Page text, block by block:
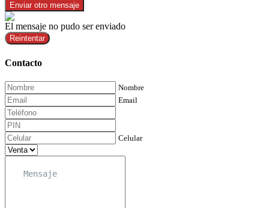
Enviar otro mensaje
El mensaje no pudo ser enviado
Reintentar
Contacto
Nombre
Email
Celular